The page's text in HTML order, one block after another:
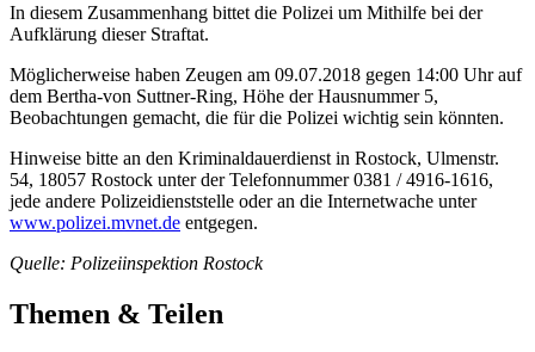
In diesem Zusammenhang bittet die Polizei um Mithilfe bei der
Aufklärung dieser Straftat.
Möglicherweise haben Zeugen am 09.07.2018 gegen 14:00 Uhr auf
dem Bertha-von Suttner-Ring, Höhe der Hausnummer 5,
Beobachtungen gemacht, die für die Polizei wichtig sein könnten.
Hinweise bitte an den Kriminaldauerdienst in Rostock, Ulmenstr.
54, 18057 Rostock unter der Telefonnummer 0381 / 4916-1616,
jede andere Polizeidienststelle oder an die Internetwache unter
www.polizei.mvnet.de entgegen.
Quelle: Polizeiinspektion Rostock
Themen & Teilen